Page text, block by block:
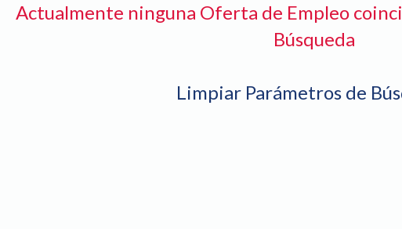
Actualmente ninguna Oferta de Empleo
Búsqueda
Limpiar Parámetros de